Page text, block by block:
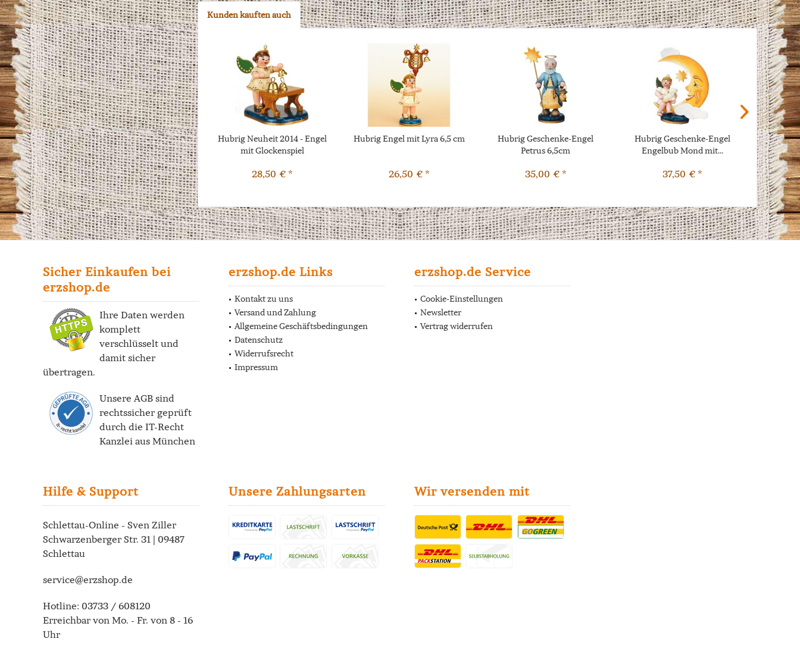
Kunden kauften auch
Hubrig Neuheit 2014 - Engel
mit Glockenspiel
28,50 € *
Hubrig Engel mit Lyra 6,5 cm
26,50 € *
Hubrig Geschenke-Engel
Petrus 6,5cm
35,00 € *
Hubrig Geschenke-Engel
Engelbub Mond mit...
37,50 € *
Hubrig
Engel-
Sicher Einkaufen bei
erzshop.de
Ihre Daten werden
komplett
verschlüsselt und
damit sicher
übertragen.
Unsere AGB sind
rechtssicher geprüft
durch die IT-Recht
Kanzlei aus München
erzshop.de Links
Kontakt zu uns
Versand und Zahlung
Allgemeine Geschäftsbedingungen
Datenschutz
Widerrufsrecht
Impressum
erzshop.de Service
Cookie-Einstellungen
Newsletter
Vertrag widerrufen
Hilfe & Support
Schlettau-Online - Sven Ziller
Schwarzenberger Str. 31 | 09487
Schlettau
service@erzshop.de
Hotline: 03733 / 608120
Erreichbar von Mo. - Fr. von 8 - 16
Uhr
Unsere Zahlungsarten Wir versenden mit